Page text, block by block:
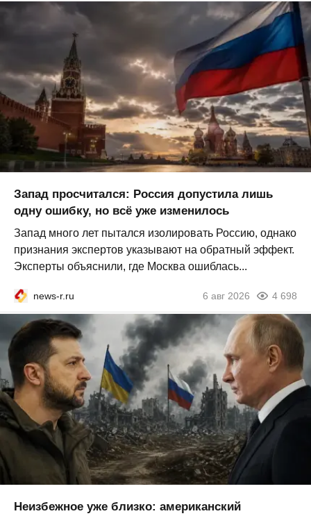
Запад просчитался: Россия допустила лишь
одну ошибку, но всё уже изменилось
Запад много лет пытался изолировать Россию, однако
признания экспертов указывают на обратный эффект.
Эксперты объяснили, где Москва ошиблась...
news-r.ru 6 авг 2026 4 698
Неизбежное уже близко: американский